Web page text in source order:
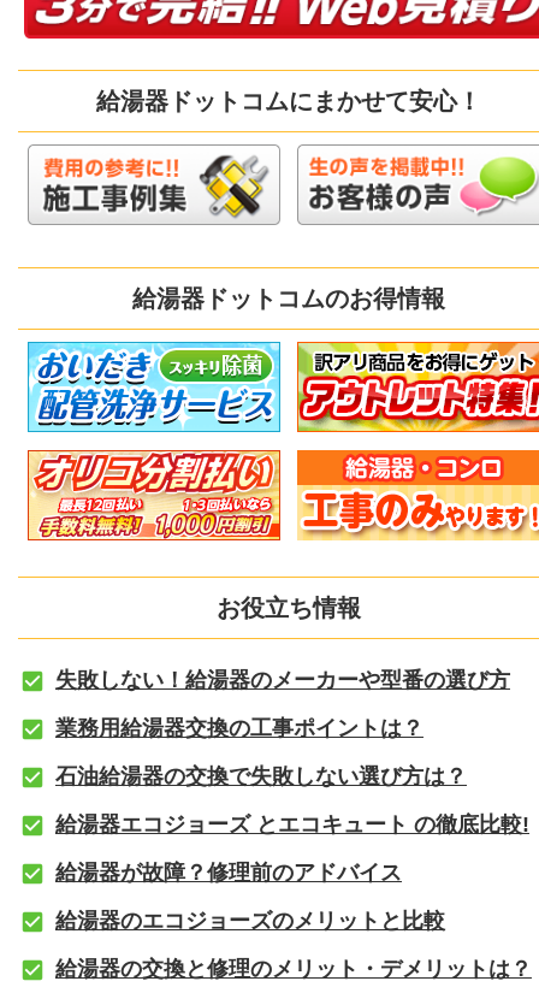
給湯器ドットコムにまかせて安心！
給湯器ドットコムのお得情報
お役立ち情報
失敗しない！給湯器のメーカーや型番の選び方
業務用給湯器交換の工事ポイントは？
石油給湯器の交換で失敗しない選び方は？
給湯器エコジョーズ とエコキュート の徹底比較!
給湯器が故障？修理前のアドバイス
給湯器のエコジョーズのメリットと比較
給湯器の交換と修理のメリット・デメリットは？